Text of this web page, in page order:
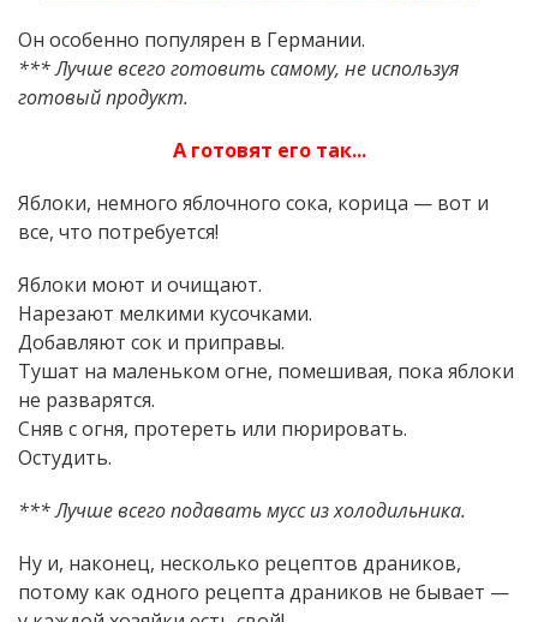
Он особенно популярен в Германии.
*** Лучше всего готовить самому, не используя
готовый продукт.
А готовят его так...
Яблоки, немного яблочного сока, корица — вот и
все, что потребуется!
Яблоки моют и очищают.
Нарезают мелкими кусочками.
Добавляют сок и приправы.
Тушат на маленьком огне, помешивая, пока яблоки
не разварятся.
Сняв с огня, протереть или пюрировать.
Остудить.
*** Лучше всего подавать мусс из холодильника.
Ну и, наконец, несколько рецептов драников,
потому как одного рецепта драников не бывает —